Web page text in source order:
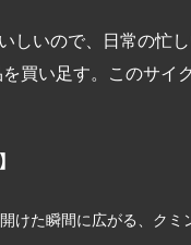
しいので、日常の忙
買い足す。このサイ
開けた瞬間に広がる、ク